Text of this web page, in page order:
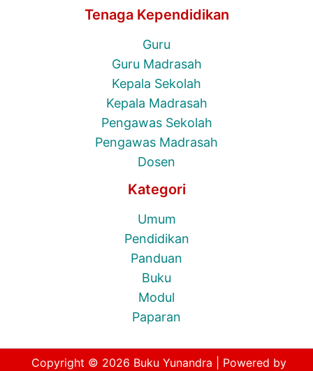
Tenaga Kependidikan
Guru
Guru Madrasah
Kepala Sekolah
Kepala Madrasah
Pengawas Sekolah
Pengawas Madrasah
Dosen
Kategori
Umum
Pendidikan
Panduan
Buku
Modul
Paparan
Copyright © 2026 Buku Yunandra | Powered by